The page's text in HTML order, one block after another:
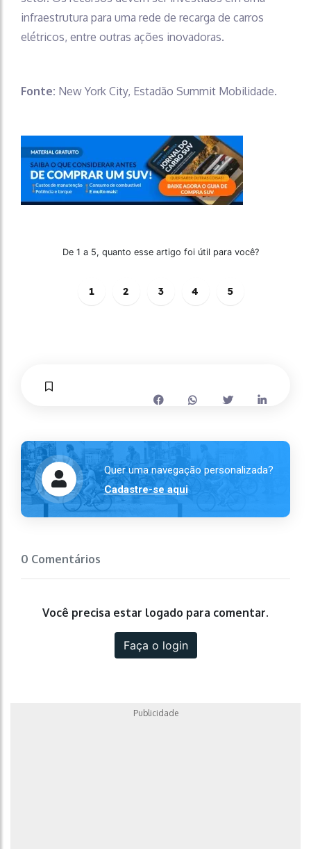
infraestrutura para uma rede de recarga de carros
elétricos, entre outras ações inovadoras.
Fonte: New York City, Estadão Summit Mobilidade.
De 1 a 5, quanto esse artigo foi útil para você?
1 2 3 4 5
Quer uma navegação personalizada?
Cadastre-se aqui
0 Comentários
Você precisa estar logado para comentar.
Faça o login
Publicidade